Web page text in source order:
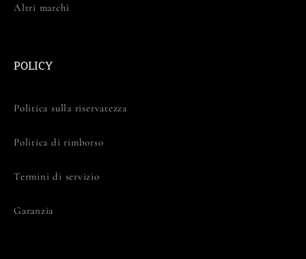
Altri marchi
POLICY
Politica sulla riservatezza
Politica di rimborso
Termini di servizio
Garanzia